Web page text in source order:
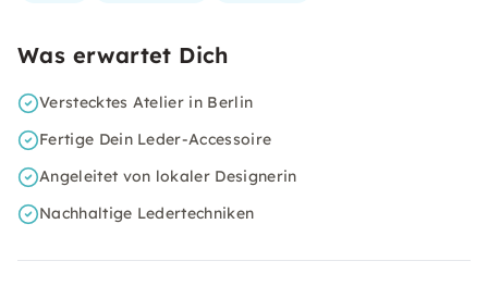
Was erwartet Dich
Verstecktes Atelier in Berlin
Fertige Dein Leder-Accessoire
Angeleitet von lokaler Designerin
Nachhaltige Ledertechniken